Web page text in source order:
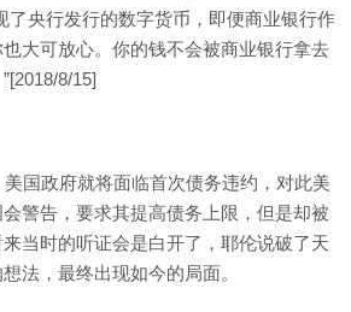
了央行发行的数字货币，即便商业银行作
大可放心。你的钱不会被商业银行拿去
8/15]
国政府就将面临首次债务违约，对此美
警告，要求其提高债务上限，但是却被
当时的听证会是白开了，耶伦说破了天
法，最终出现如今的局面。